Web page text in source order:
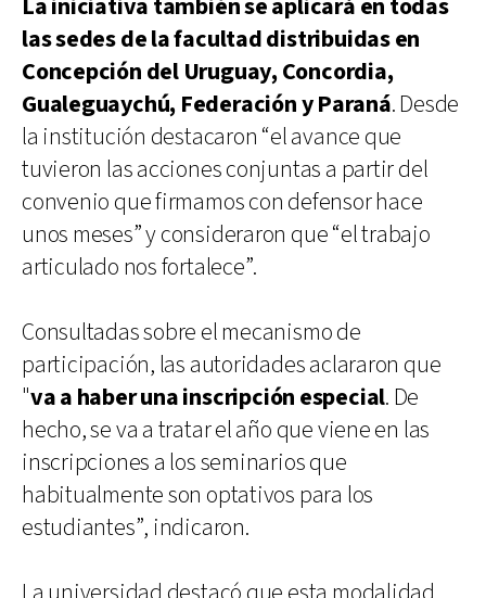
La iniciativa también se aplicará en todas
las sedes de la facultad distribuidas en
Concepción del Uruguay, Concordia,
Gualeguaychú, Federación y Paraná. Desde
la institución destacaron “el avance que
tuvieron las acciones conjuntas a partir del
convenio que firmamos con defensor hace
unos meses” y consideraron que “el trabajo
articulado nos fortalece”.
Consultadas sobre el mecanismo de
participación, las autoridades aclararon que
"va a haber una inscripción especial. De
hecho, se va a tratar el año que viene en las
inscripciones a los seminarios que
habitualmente son optativos para los
estudiantes”, indicaron.